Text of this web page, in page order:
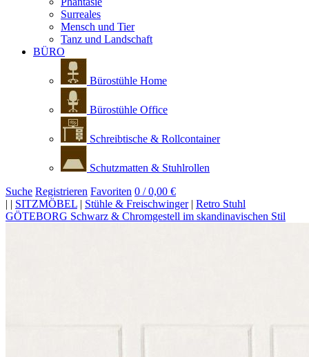
Surreales
Mensch und Tier
Tanz und Landschaft
BÜRO
Bürostühle Home
Bürostühle Office
Schreibtische & Rollcontainer
Schutzmatten & Stuhlrollen
Suche Registrieren Favoriten 0 / 0,00 €
| | SITZMÖBEL | Stühle & Freischwinger| Retro Stuhl
GÖTEBORG Schwarz & Chromgestell im skandinavischen Stil